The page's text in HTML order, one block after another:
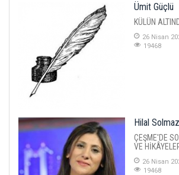
Ümit Güçlü
KÜLÜN
26 Nisan
19468
Hilal Solmaz
ÇEŞME'DE
VE
26 Nisan
19468